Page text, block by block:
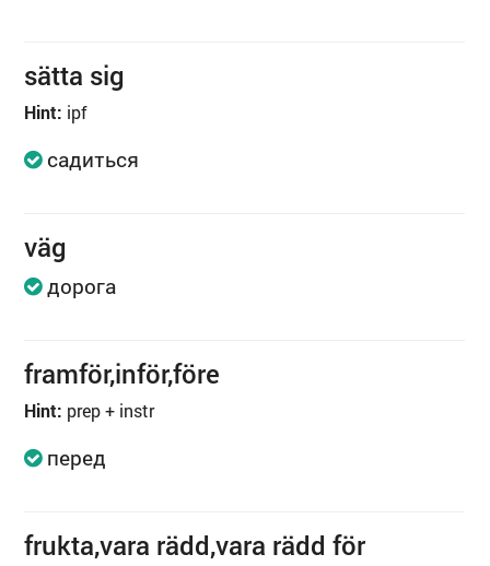
sätta sig
Hint: ipf
садиться
väg
дорога
framför,inför,före
Hint: prep + instr
перед
frukta,vara rädd,vara rädd för